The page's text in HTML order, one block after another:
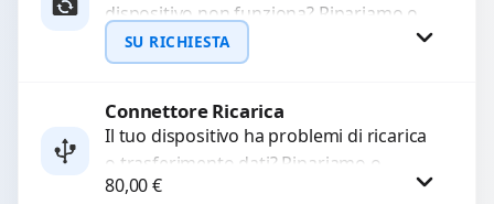
WhatsApp
dispositivo non funziona? Ripariamo o
sostituiamo fotocamere guaste con
problemi come immagini sfocate, messa
SU RICHIESTA
Richiedi Preventivo
WhatsApp
Connettore Ricarica
Il tuo dispositivo ha problemi di ricarica
o trasferimento dati? Ripariamo o
sostituiamo connettori di ricarica guasti,
80,00€